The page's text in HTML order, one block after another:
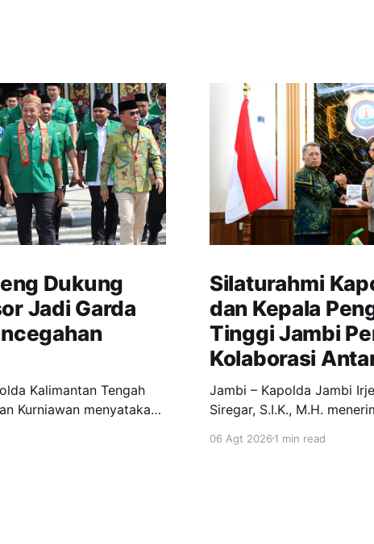
Dukung
Jadi Garda
Kalimantan Tengah
Kurniawan menyatakan
dalam upaya
Silaturahmi
dan Kepala
Tinggi Jambi
Kolaborasi
Jambi – Kapolda Jambi
Siregar, S.I.K., M.H.
Marsudin Nainggolan, S.H.,
06 Agt 20261 min read